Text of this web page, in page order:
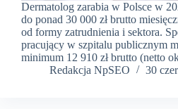
Dermatolog zarabia w Polsce w
do ponad 30 000 zł brutto
od formy zatrudnienia i sektora.
pracujący w szpitalu publicznym
minimum 12 910 zł brutto (netto
Redakcja NpSEO
30